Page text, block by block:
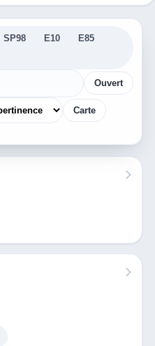
SP98 E10
E85
Ouvert
Carte